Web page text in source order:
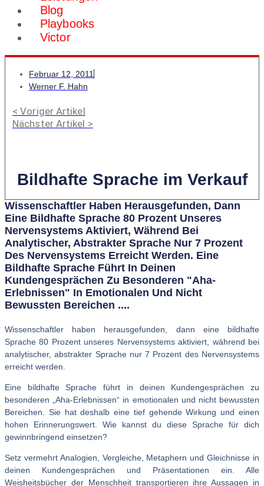
Blog
Playbooks
Victor
Februar 12, 2011
Werner F. Hahn
< Voriger Artikel
Nächster Artikel >
Bildhafte Sprache im Verkauf
Wissenschaftler Haben Herausgefunden, Dann
Eine Bildhafte Sprache 80 Prozent Unseres
Nervensystems Aktiviert, Während Bei
Analytischer, Abstrakter Sprache Nur 7 Prozent
Des Nervensystems Erreicht Werden. Eine
Bildhafte Sprache Führt In Deinen
Kundengesprächen Zu Besonderen "Aha-
Erlebnissen" In Emotionalen Und Nicht
Bewussten Bereichen ....
Wissenschaftler haben herausgefunden, dann eine bildhafte
Sprache 80 Prozent unseres Nervensystems aktiviert, während bei
analytischer, abstrakter Sprache nur 7 Prozent des Nervensystems
erreicht werden.
Eine bildhafte Sprache führt in deinen Kundengesprächen zu
besonderen „Aha-Erlebnissen“ in emotionalen und nicht bewussten
Bereichen. Sie hat deshalb eine tief gehende Wirkung und einen
hohen Erinnerungswert. Wie kannst du diese Sprache für dich
gewinnbringend einsetzen?
Setz vermehrt Analogien, Vergleiche, Metaphern und Gleichnisse in
deinen Kundengesprächen und Präsentationen ein. Alle
Weisheitsbücher der Menschheit transportieren ihre Aussagen in